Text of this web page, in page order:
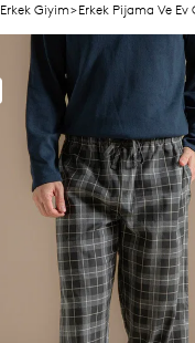
Erkek Giyim>Erkek Pijama Ve Ev